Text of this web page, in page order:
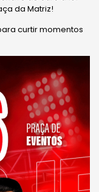
da Matriz!
curtir momentos